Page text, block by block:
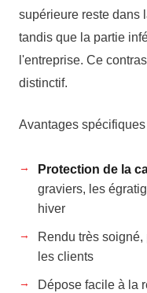
supérieure reste dans
tandis que la partie
l'entreprise. Ce
distinctif.
Avantages
Protection de la
graviers, les
hiver
Rendu très
les clients
Dépose facile à la